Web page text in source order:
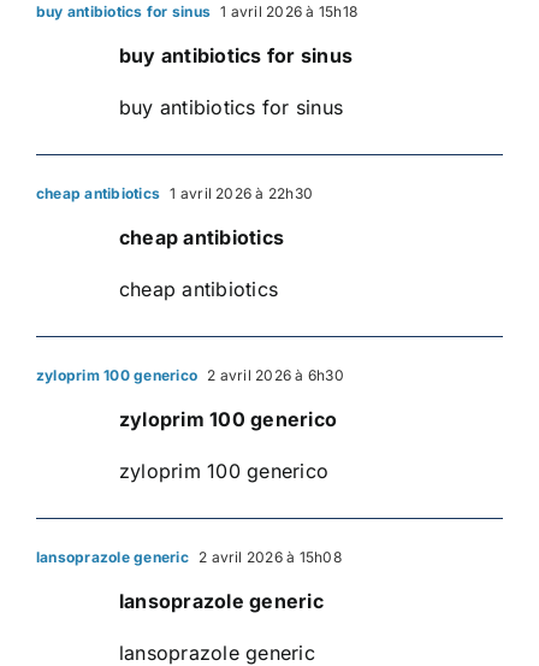
buy antibiotics for sinus 1 avril 2026 à 15h18
buy antibiotics for sinus
buy antibiotics for sinus
cheap antibiotics 1 avril 2026 à 22h30
cheap antibiotics
cheap antibiotics
zyloprim 100 generico 2 avril 2026 à 6h30
zyloprim 100 generico
zyloprim 100 generico
lansoprazole generic 2 avril 2026 à 15h08
lansoprazole generic
lansoprazole generic